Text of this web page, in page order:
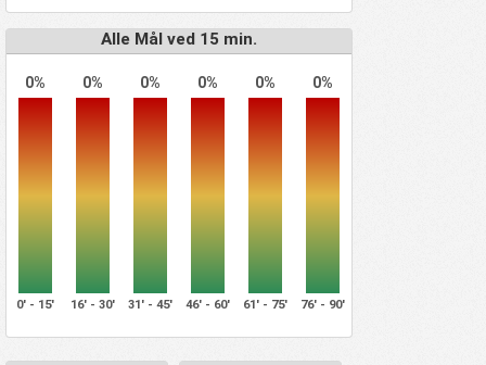
Alle Mål ved 15 min.
0% 0% 0% 0% 0% 0%
0' - 15' 16' - 30' 31' - 45' 46' - 60' 61' - 75' 76' - 90'